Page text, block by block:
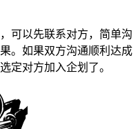
以先联系对方，简单沟
。如果双方沟通顺利达成
定对方加入企划了。